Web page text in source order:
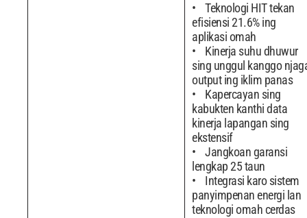
Teknologi HIT tekan
efisiensi 21.6% ing
aplikasi omah
Kinerja suhu dhuwur
sing unggul kanggo
output ing iklim panas
Kapercayan sing
kabukten kanthi data
kinerja lapangan sing
ekstensif
Jangkoan garansi
lengkap 25 taun
Integrasi karo sistem
panyimpenan energi lan
teknologi omah cerdas